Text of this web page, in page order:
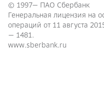
© 1997— ПАО Сбербанк
Генеральная лицензия на
операций от 11 августа
— 1481.
www.sberbank.ru